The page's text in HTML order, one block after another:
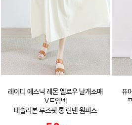
레이디 에스닉 레몬 옐로우 날개소매
V트임넥
태슬리본 루즈핏 롱 린넨 원피스
퓨